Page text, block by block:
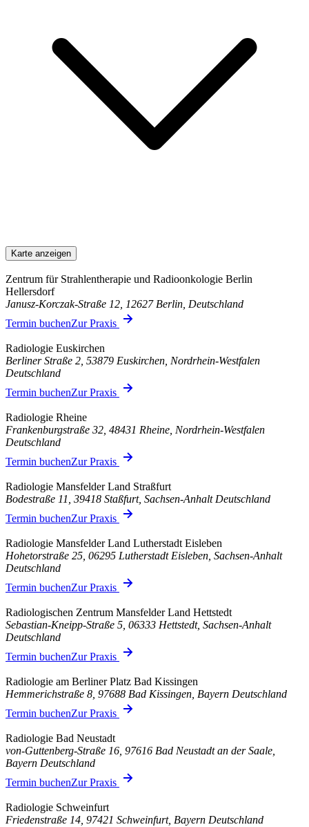
Karte anzeigen
Zentrum für Strahlentherapie und Radioonkologie Berlin
Hellersdorf
Janusz-Korczak-Straße 12, 12627 Berlin, Deutschland
Termin buchenZur Praxis
Radiologie Euskirchen
Berliner Straße 2, 53879 Euskirchen, Nordrhein-Westfalen
Deutschland
Termin buchenZur Praxis
Radiologie Rheine
Frankenburgstraße 32, 48431 Rheine, Nordrhein-Westfalen
Deutschland
Termin buchenZur Praxis
Radiologie Mansfelder Land Straßfurt
Bodestraße 11, 39418 Staßfurt, Sachsen-Anhalt Deutschland
Termin buchenZur Praxis
Radiologie Mansfelder Land Lutherstadt Eisleben
Hohetorstraße 25, 06295 Lutherstadt Eisleben, Sachsen-Anhalt
Deutschland
Termin buchenZur Praxis
Radiologischen Zentrum Mansfelder Land Hettstedt
Sebastian-Kneipp-Straße 5, 06333 Hettstedt, Sachsen-Anhalt
Deutschland
Termin buchenZur Praxis
Radiologie am Berliner Platz Bad Kissingen
Hemmerichstraße 8, 97688 Bad Kissingen, Bayern Deutschland
Termin buchenZur Praxis
Radiologie Bad Neustadt
von-Guttenberg-Straße 16, 97616 Bad Neustadt an der Saale,
Bayern Deutschland
Termin buchenZur Praxis
Radiologie Schweinfurt
Friedenstraße 14, 97421 Schweinfurt, Bayern Deutschland